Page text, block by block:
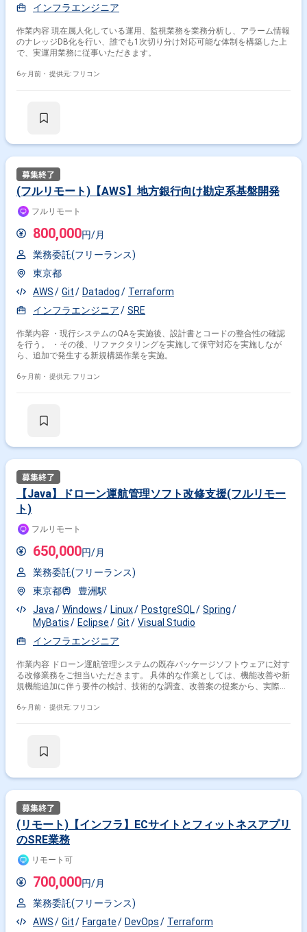
インフラエンジニア
作業内容 現在属人化している運用、監視業務を業務分析し、アラーム情報
のナレッジDB化を行い、誰でも1次切り分け対応可能な体制を構築した上
で、実運用業務に従事いただきます。
6ヶ月前・ 提供元: フリコン
(フルリモート)【AWS】地方銀行向け勘定系基盤開発
フルリモート
800,000円/月
業務委託(フリーランス)
東京都
AWS
Git Datadog
Terraform
インフラエンジニア
SRE
作業内容 ・現行システムのQAを実施後、設計書とコードの整合性の確認
を行う。 ・その後、リファクタリングを実施して保守対応を実施しなが
ら、追加で発生する新規構築作業を実施。
6ヶ月前・ 提供元: フリコン
【Java】ドローン運航管理ソフト改修支援(フルリモー
ト)
フルリモート
650,000円/月
業務委託(フリーランス)
東京都
豊洲駅
Java
Windows Linux PostgreSQL
Spring
MyBatis
Eclipse Git
Visual Studio
インフラエンジニア
作業内容 ドローン運航管理システムの既存パッケージソフトウェアに対す
る改修業務をご担当いただきます。 具体的な作業としては、機能改善や新
規機能追加に伴う要件の検討、技術的な調査、改善案の提案から、実際の
り組んでいただける方を歓迎いたします。 ・言語：Java ・OS：Linux、
6ヶ月前・ 提供元: フリコン
(リモート)【インフラ】ECサイトとフィットネスアプリ
のSRE業務
リモート可
700,000円/月
業務委託(フリーランス)
AWS
Git Fargate DevOps Terraform